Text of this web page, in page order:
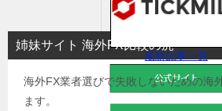
最新記事一覧
姉妹サイト 海外FX比較の虎
海外FX業者選びで失敗しないための海
ます。